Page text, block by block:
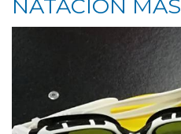
NATACIÓN